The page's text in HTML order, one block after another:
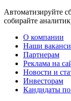
Автоматизируйте
собирайте
О компании
Наши
Партнерам
Реклама на
Новости и
Инвесторам
Кандидаты